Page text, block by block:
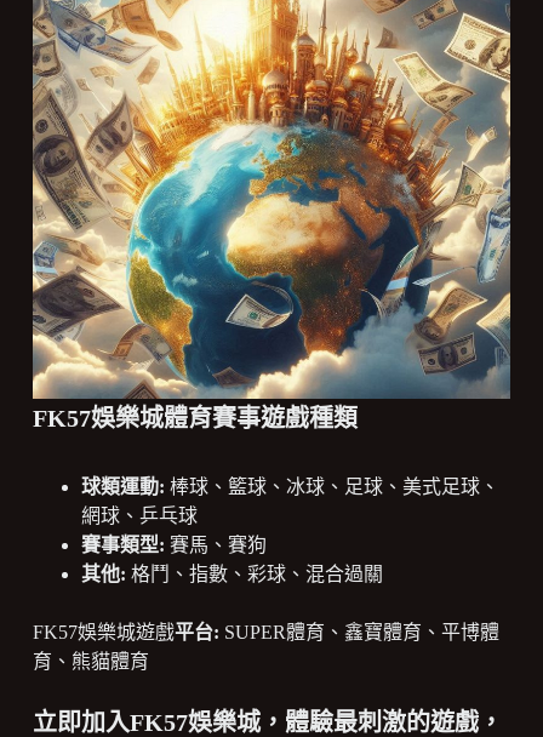
FK57娛樂城體育賽事遊戲種類
球類運動: 棒球、籃球、冰球、足球、美式足球、
網球、乒乓球
賽事類型: 賽馬、賽狗
其他: 格鬥、指數、彩球、混合過關
FK57娛樂城遊戲平台: SUPER體育、鑫寶體育、平博體
育、熊貓體育
立即加入FK57娛樂城，體驗最刺激的遊戲，